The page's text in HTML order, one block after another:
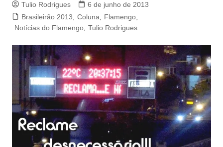
Tulio Rodrigues
6 de junho de 2013
Brasileirão 2013
Coluna Flamengo,
Notícias do Flamengo, Tulio Rodrigues